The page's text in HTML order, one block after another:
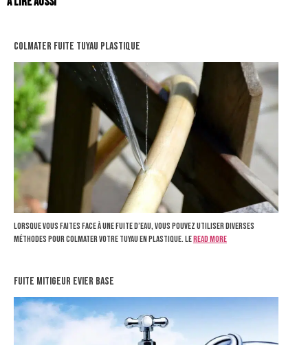
colmater fuite tuyau plastique
Lorsque vous faites face à une fuite d’eau, vous pouvez utiliser diverses
méthodes pour colmater votre tuyau en plastique. LeRead more
fuite mitigeur evier base